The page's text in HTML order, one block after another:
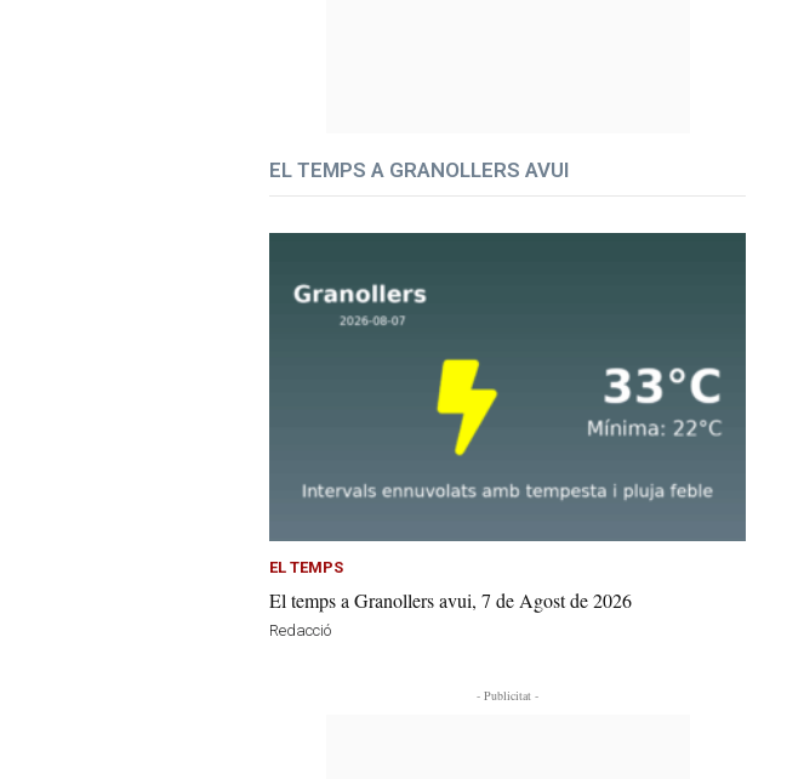
EL TEMPS A GRANOLLERS AVUI
EL TEMPS
El temps a Granollers avui, 7 de Agost de 2026
Redacció
- Publicitat -